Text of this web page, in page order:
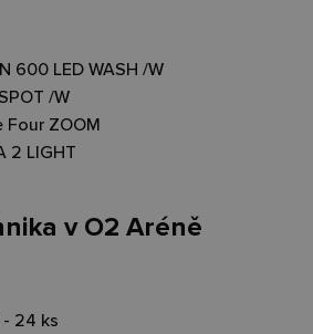
600 LED WASH /W
/W
Four ZOOM
2 LIGHT
v O2 Aréně
24 ks